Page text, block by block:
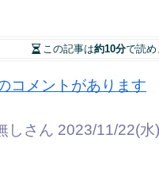
この記事は約10分で読め
コメントがあります
しさん 2023/11/22(